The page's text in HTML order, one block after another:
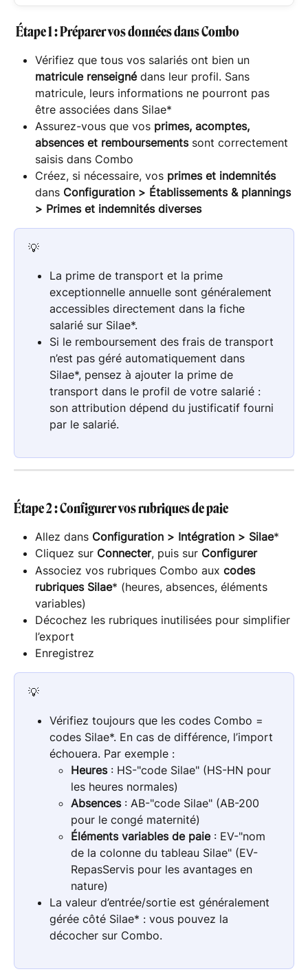
Étape 1 : Préparer vos données dans Combo
Vérifiez que tous vos salariés ont bien un
matricule renseigné dans leur profil. Sans
matricule, leurs informations ne pourront pas
être associées dans Silae*
Assurez-vous que vos primes, acomptes,
absences et remboursements sont correctement
saisis dans Combo
Créez, si nécessaire, vos primes et indemnités
dans Configuration > Établissements & plannings
> Primes et indemnités diverses
💡
La prime de transport et la prime
exceptionnelle annuelle sont généralement
accessibles directement dans la fiche
salarié sur Silae*.
Si le remboursement des frais de transport
n’est pas géré automatiquement dans
Silae*, pensez à ajouter la prime de
transport dans le profil de votre salarié :
son attribution dépend du justificatif fourni
par le salarié.
Étape 2 : Configurer vos rubriques de paie
Allez dans Configuration > Intégration > Silae*
Cliquez sur Connecter, puis sur Configurer
Associez vos rubriques Combo aux codes
rubriques Silae* (heures, absences, éléments
variables)
Décochez les rubriques inutilisées pour simplifier
l’export
Enregistrez
💡
Vérifiez toujours que les codes Combo =
codes Silae*. En cas de différence, l’import
échouera. Par exemple :
Heures : HS-"code Silae" (HS-HN pour
les heures normales)
Absences : AB-"code Silae" (AB-200
pour le congé maternité)
Éléments variables de paie : EV-"nom
de la colonne du tableau Silae" (EV-
RepasServis pour les avantages en
nature)
La valeur d’entrée/sortie est généralement
gérée côté Silae* : vous pouvez la
décocher sur Combo.